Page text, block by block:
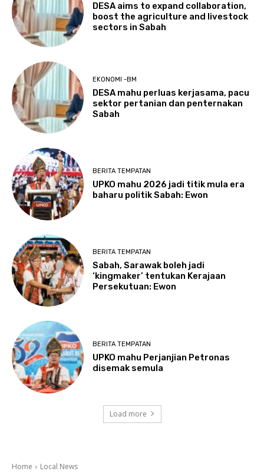
DESA aims to expand collaboration,
boost the agriculture and livestock
sectors in Sabah
EKONOMI -BM
DESA mahu perluas kerjasama, pacu
sektor pertanian dan penternakan
Sabah
BERITA TEMPATAN
UPKO mahu 2026 jadi titik mula era
baharu politik Sabah: Ewon
BERITA TEMPATAN
Sabah, Sarawak boleh jadi
‘kingmaker’ tentukan Kerajaan
Persekutuan: Ewon
BERITA TEMPATAN
UPKO mahu Perjanjian Petronas
disemak semula
Load more